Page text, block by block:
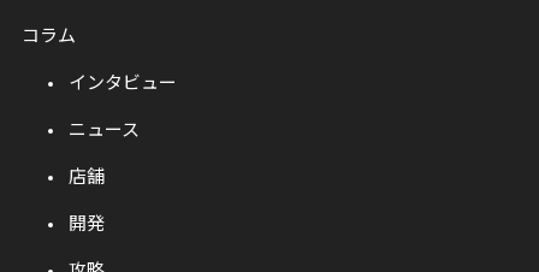
コラム
インタビュー
ニュース
店舗
開発